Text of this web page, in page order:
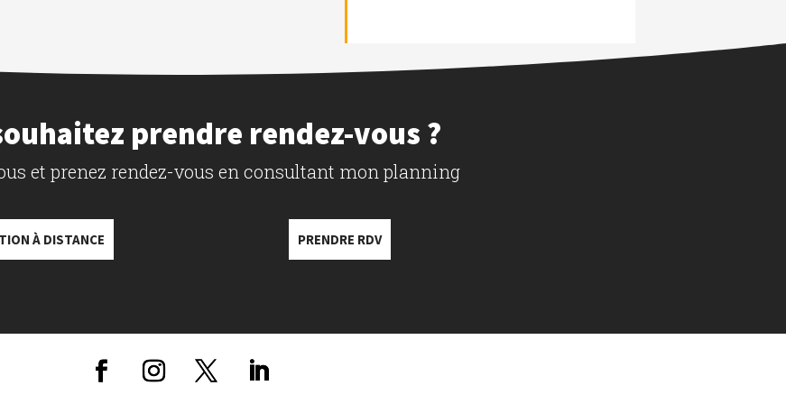
prendre rendez-vous ?
et prenez rendez-vous en consultant mon planning
À DISTANCE PRENDRE RDV